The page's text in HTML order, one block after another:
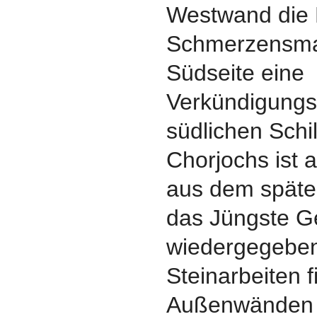
Westwand
Südseite eine
südlichen
Chorjochs ist
aus dem
das Jüngste
Steinarbeiten